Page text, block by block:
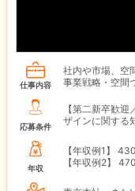
仕事内容
社内や市場、空
事業戦略・空間
応募条件
【第二新卒歓
ザインに関する
年収
【年収例1】
【年収例2】